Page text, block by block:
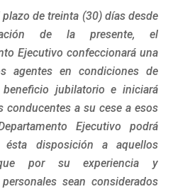
de treinta (30) días desde
de la presente, el
Ejecutivo confeccionará una
agentes en condiciones de
beneficio jubilatorio e iniciará
conducentes a su cese a esos
Ejecutivo podrá
ésta disposición a aquellos
por su experiencia y
sean considerados